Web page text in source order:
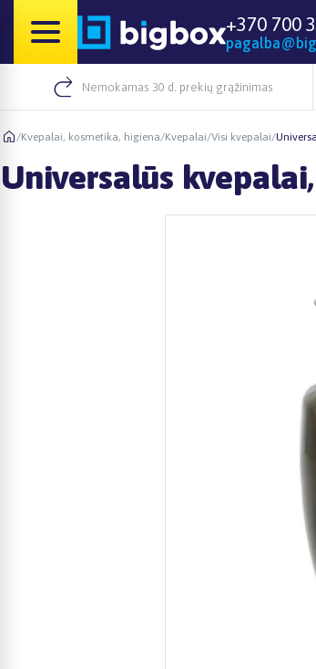
+370 700
Nemokamas 30 d. prekių grąžinimas
/Kvepalai, kosmetika, higiena/Kvepalai/Visi kvepalai/
Universalūs